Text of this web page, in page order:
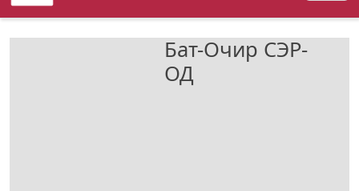
Бат-Очир СЭР-
ОД